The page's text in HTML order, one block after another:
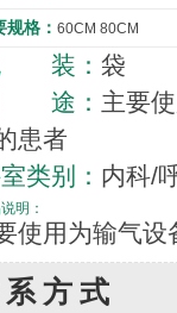
规格： 60CM 80CM
装： 袋
途： 主要
患者
类别： 内科/
明：
使用为输气
方式